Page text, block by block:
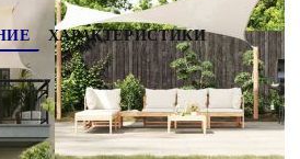
ХАРАКТЕРИСТИКИ
от слънцето, където
HDPE сенник. Това е
който да използвате във